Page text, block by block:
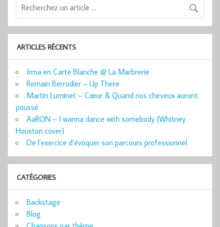
ARTICLES RÉCENTS
Irma en Carte Blanche @ La Marbrerie
Romain Berrodier – Up There
Martin Luminet – Cœur & Quand nos cheveux auront
poussé
AaRON – I wanna dance with somebody (Whitney
Houston cover)
De l’exercice d’évoquer son parcours professionnel
CATÉGORIES
Backstage
Blog